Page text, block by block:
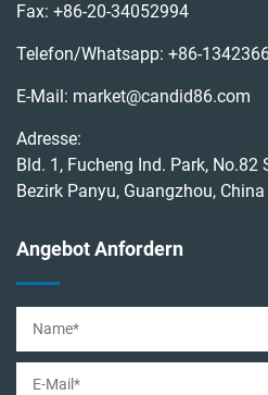
Fax: +86-20-34052994
Telefon/Whatsapp: +86-
E-Mail: market@candid86.com
Adresse:
Bld. 1, Fucheng Ind. Park,
Bezirk Panyu, Guangzhou, China
Angebot Anfordern